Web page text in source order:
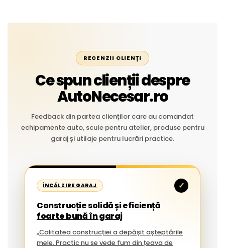
RECENZII CLIENȚI
Ce spun clienții despre
AutoNecesar.ro
Feedback din partea clienților care au comandat
echipamente auto, scule pentru atelier, produse pentru
garaj și utilaje pentru lucrări practice.
ÎNCĂLZIRE GARAJ ✓
Construcție solidă și eficiență
foarte bună în garaj
„Calitatea construcției a depășit așteptările
mele. Practic nu se vede fum din țeava de